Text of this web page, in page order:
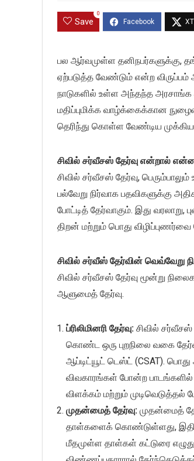
Save
0
பல ஆர்வமுள்ள தனிநபர்களுக்கு,
ஏற்படுத்த வேண்டும் என்ற
நாடுகளில் உள்ள அந்தந்த அரசாங்க
மதிப்புமிக்க வாழ்க்கைக்கான
தெரிந்து கொள்ள வேண்டிய
சிவில் சர்வீசஸ் தேர்வு என்றால்
சிவில் சர்வீசஸ் தேர்வு,
பல்வேறு நிர்வாக பதவிகளுக்கு
போட்டித் தேர்வாகும். இது வரலாறு,
திறன் மற்றும் பொது விழிப்புணர்வை
சிவில் சர்வீஸ் தேர்வின் வெவ்வேறு
சிவில் சர்வீசஸ் தேர்வு மூன்று
ஆளுமைத் தேர்வு.
ப்ரிலிமினரி தேர்வு: சிவில் சர்வீசஸ்
கொண்ட ஒரு புறநிலை வகை
ஆப்டிட்யூட் டெஸ்ட் (CSAT). பொது
விவகாரங்கள் போன்ற பாடங்களில்
விளக்கம் மற்றும்
முதன்மைத் தேர்வு: முதன்மைத்
தாள்களைக் கொண்டுள்ளது,
மீதமுள்ள தாள்கள் கட்டுரை